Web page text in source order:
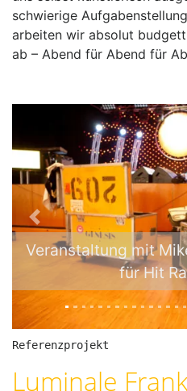
schwierige
arbeiten wir absolut
ab – Abend für Abend für
Veranstaltung mit
für Hit
P
r
o
u
Referenzprojekt
Luminale